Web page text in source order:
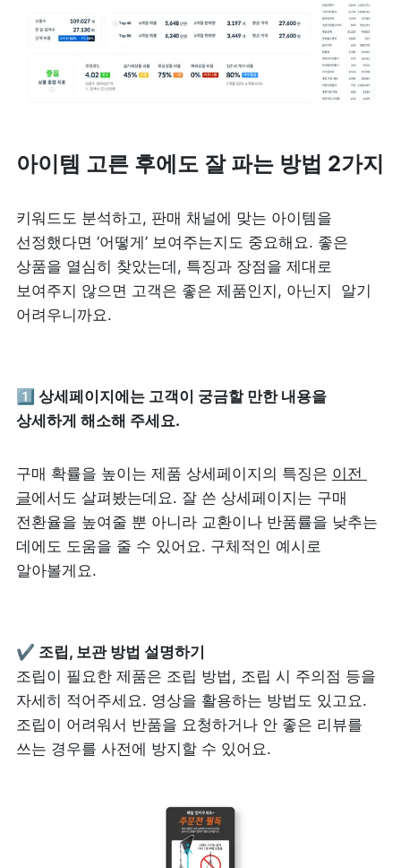
아이템 고른 후에도 잘 파는 방법 2가지
키워드도 분석하고, 판매 채널에 맞는 아이템을
선정했다면 ‘어떻게’ 보여주는지도 중요해요. 좋은
상품을 열심히 찾았는데, 특징과 장점을 제대로
보여주지 않으면 고객은 좋은 제품인지, 아닌지  알기
어려우니까요.
1️⃣ 상세페이지에는 고객이 궁금할 만한 내용을
상세하게 해소해 주세요.
구매 확률을 높이는 제품 상세페이지의 특징은 이전
글에서도 살펴봤는데요. 잘 쓴 상세페이지는 구매
전환율을 높여줄 뿐 아니라 교환이나 반품률을 낮추는
데에도 도움을 줄 수 있어요. 구체적인 예시로
알아볼게요.
조립이 필요한 제품은 조립 방법, 조립 시 주의점 등을
자세히 적어주세요. 영상을 활용하는 방법도 있고요.
조립이 어려워서 반품을 요청하거나 안 좋은 리뷰를
쓰는 경우를 사전에 방지할 수 있어요.